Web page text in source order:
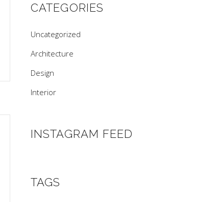
CATEGORIES
Uncategorized
Architecture
Design
Interior
INSTAGRAM FEED
TAGS